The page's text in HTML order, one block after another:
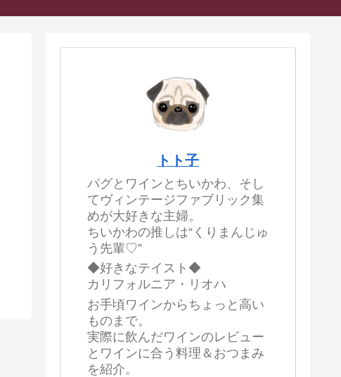
トト子
パグとワインとちいかわ、そし
てヴィンテージファブリック集
めが大好きな主婦。
ちいかわの推しは“くりまんじゅ
う先輩♡”
◆好きなテイスト◆
カリフォルニア・リオハ
お手頃ワインからちょっと高い
ものまで。
実際に飲んだワインのレビュー
とワインに合う料理＆おつまみ
を紹介。